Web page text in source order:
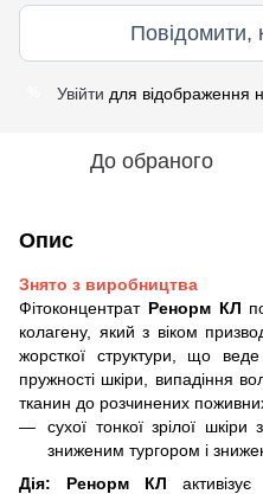
Повідомити,
Увійти для відображення
До обраного
Опис
Знято з виробництва
Фітоконцентрат Ренорм КЛ
колагену, який з віком
жорсткої структури, що
пружності шкіри, випадіння
тканин до розчинених
сухої тонкої зрілої
зниженим тургором і
Дія:
Ренорм КЛ